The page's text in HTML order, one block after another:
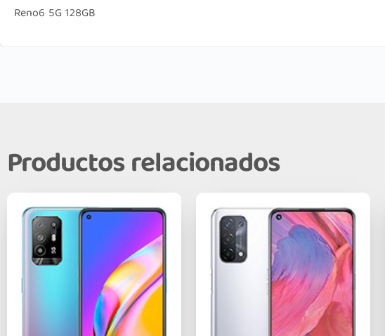
Reno6 5G 128GB
Productos relacionados